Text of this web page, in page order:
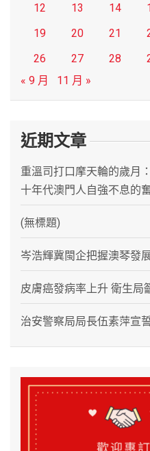
12 13 14
19
20 21
26
27 28
« 9 月
11 月 »
近期文章
重溫司打口摩天輪的歲月
十年代澳門人自強不息的
(無標題)
岑浩輝冀閩企把握澳琴發
皮膚癌發病率上升 衛生局
治安警察局局長伍素萍宣